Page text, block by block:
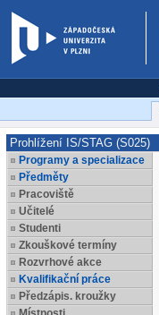
Prohlížení IS/STAG (S025)
Programy a specializace
Předměty
Pracoviště
Učitelé
Studenti
Zkouškové termíny
Rozvrhové akce
Kvalifikační práce
Předzápis. kroužky